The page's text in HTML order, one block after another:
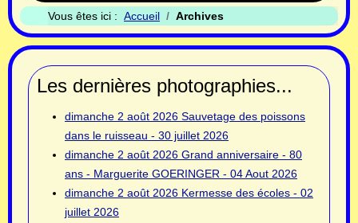
Vous êtes ici : Accueil Archives
Les dernières photographies...
dimanche 2 août 2026 Sauvetage des poissons
dans le ruisseau - 30 juillet 2026
dimanche 2 août 2026 Grand anniversaire - 80
ans - Marguerite GOERINGER - 04 Aout 2026
dimanche 2 août 2026 Kermesse des écoles - 02
juillet 2026